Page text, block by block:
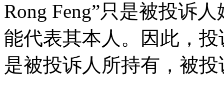
Rong Feng”只是被投诉
能代表其本人。因此，
是被投诉人所持有，被